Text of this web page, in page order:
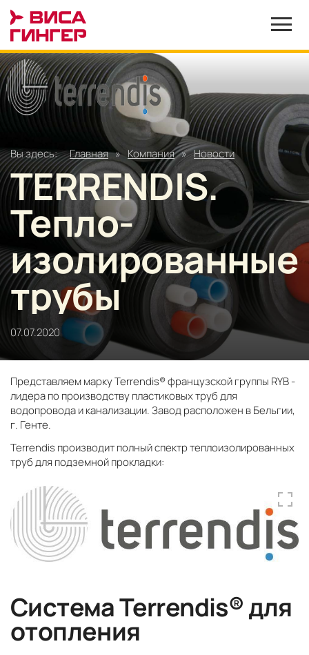
Вы здесь:Главная » Компания » Новости
TERRENDIS.
Тепло-
изолированные
трубы
07.07.2020
Представляем марку Terrendis® французской группы RYB -
лидера по производству пластиковых труб для
водопровода и канализации. Завод расположен в Бельгии,
г. Генте.
Terrendis производит полный спектр теплоизолированных
труб для подземной прокладки:
Система Terrendis® для
отопления